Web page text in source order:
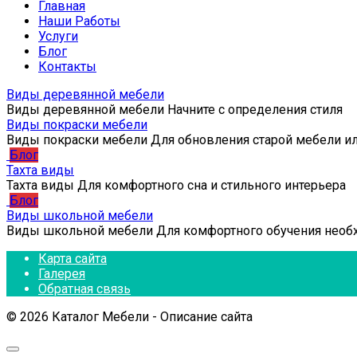
Главная
Наши Работы
Услуги
Блог
Контакты
Виды деревянной мебели
Виды деревянной мебели Начните с определения стиля
Виды покраски мебели
Виды покраски мебели Для обновления старой мебели
Блог
Тахта виды
Тахта виды Для комфортного сна и стильного интерьера
Блог
Виды школьной мебели
Виды школьной мебели Для комфортного обучения
Карта сайта
Галерея
Обратная связь
© 2026 Каталог Мебели - Описание сайта